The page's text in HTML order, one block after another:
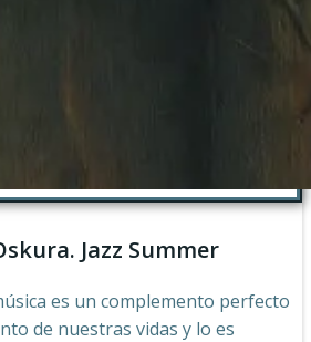
Jazz Summer
es un complemento perfecto
de nuestras vidas y lo es